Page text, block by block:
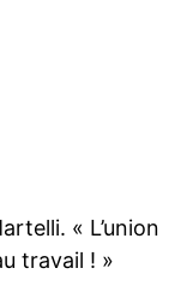
« L’union
travail ! »